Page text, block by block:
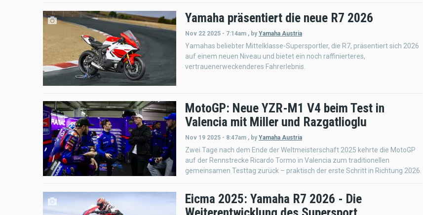
Yamaha präsentiert die neue R7 2026
Nov 22 2025 - 7:14am , by Yamaha Austria
Yamahas beliebter Mittelklasse-Supersportler, die R7, präsentiert sich 2026
auf einem neuen Niveau und bietet ein noch raffinierteres,
vertrauenerweckenderes Fahrerlebnis.
MotoGP: Neue YZR-M1 V4 beim Test in
Valencia mit Miller und Razgatlioglu
Nov 19 2025 - 8:47am , by Yamaha Austria
Zwei Tage nach dem Ende der Weltmeisterschaft 2025 kehrte die MotoGP
auf der Rennstrecke Ricardo Tormo in Valencia zum traditionellen
gemeinsamen Testtag zurück – praktisch der erste Schritt in Richtung 2026.
Eicma 2025: Yamaha R7 2026 - Die